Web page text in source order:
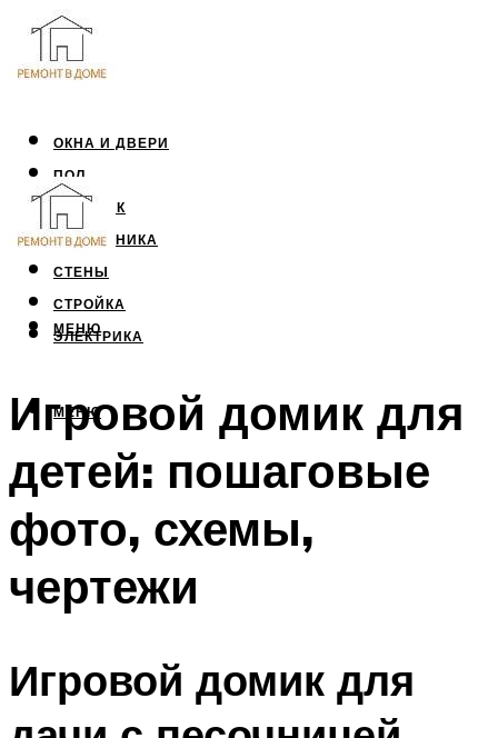
ОКНА И ДВЕРИ
ПОЛ
ПОТОЛОК
САНТЕХНИКА
СТЕНЫ
СТРОЙКА
ЭЛЕКТРИКА
МЕНЮ
МЕНЮ
Игровой домик для
детей: пошаговые
фото, схемы,
чертежи
Игровой домик для